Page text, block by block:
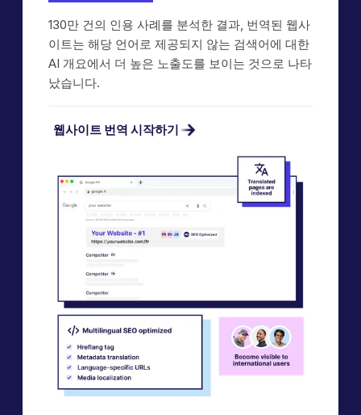
130만 건의 인용 사례를 분석한 결과, 번역된 웹사
이트는 해당 언어로 제공되지 않는 검색어에 대한
AI 개요에서 더 높은 노출도를 보이는 것으로 나타
났습니다.
웹사이트 번역 시작하기